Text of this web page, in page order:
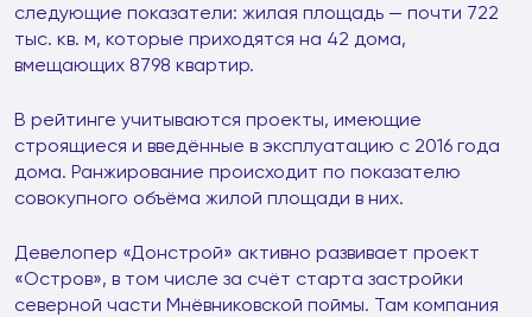
следующие показатели: жилая площадь — почти 722
тыс. кв. м, которые приходятся на 42 дома,
вмещающих 8798 квартир.
В рейтинге учитываются проекты, имеющие
строящиеся и введённые в эксплуатацию с 2016 года
дома. Ранжирование происходит по показателю
совокупного объёма жилой площади в них.
Девелопер «Донстрой» активно развивает проект
«Остров», в том числе за счёт старта застройки
северной части Мнёвниковской поймы. Там компания